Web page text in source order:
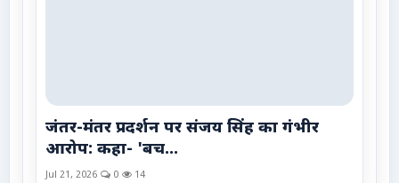
जंतर-मंतर प्रदर्शन पर संजय सिंह का गंभीर
आरोप: कहा- 'बच...
Jul 21, 2026 0 14